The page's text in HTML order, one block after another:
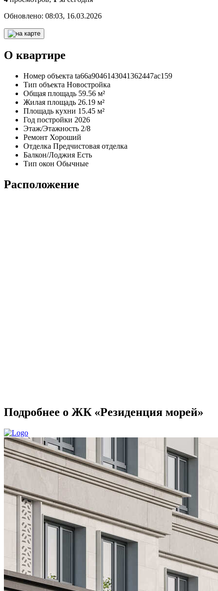
Обновлено: 08:03, 16.03.2026
О квартире
Номер объекта ta66a9046143041362447ac159
Тип объекта Новостройка
Общая площадь 59.56 м²
Жилая площадь 26.19 м²
Площадь кухни 15.45 м²
Год постройки 2026
Этаж/Этажность 2/8
Ремонт Хороший
Отделка Предчистовая отделка
Балкон/Лоджия Есть
Тип окон Обычные
Расположение
Подробнее о ЖК «Резиденция морей»